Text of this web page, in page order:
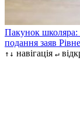
Пакунок школяра:
подання заяв
↑↓ навігація ↵